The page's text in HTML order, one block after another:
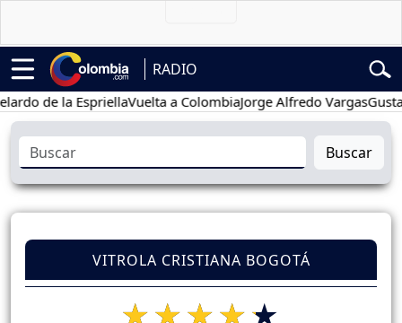
RADIO
de la EspriellaVuelta a ColombiaJorge Alfredo VargasGustavo
Buscar
VITROLA CRISTIANA BOGOTÁ